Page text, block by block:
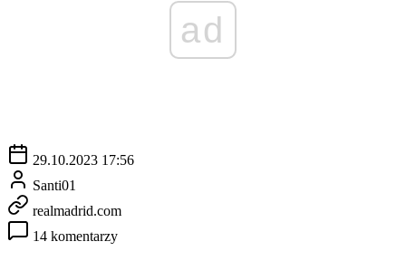
ad
29.10.2023 17:56
Santi01
realmadrid.com
14 komentarzy